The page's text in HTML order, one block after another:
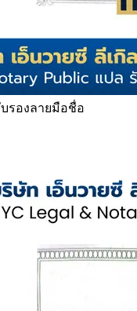
รองลายมือชื่อ